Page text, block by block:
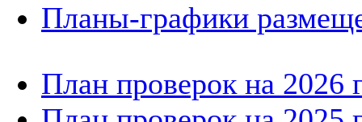
Планы-графики
План проверок на 2026